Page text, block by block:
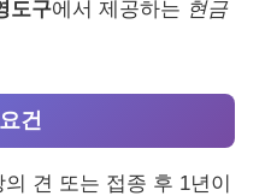
도구에서 제공하는 현금
건
견 또는 접종 후 1년이